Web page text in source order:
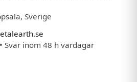
Sverige
Svar inom 48 h vardagar